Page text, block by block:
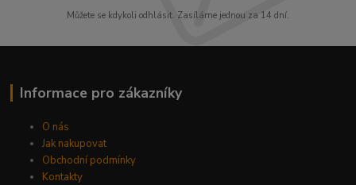
Můžete se kdykoli odhlásit. Zasíláme jednou za 14 dní.
Informace pro zákazníky
O nás
Jak nakupovat
Obchodní podmínky
Kontakty